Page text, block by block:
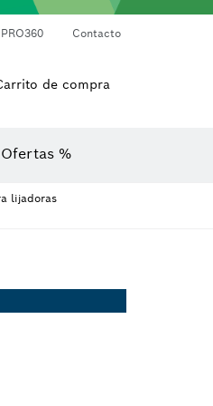
PRO360 Contacto
de compra
Ofertas %
lijadoras